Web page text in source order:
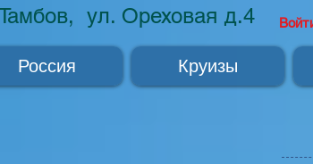
ул. Ореховая д.4
Россия Круизы